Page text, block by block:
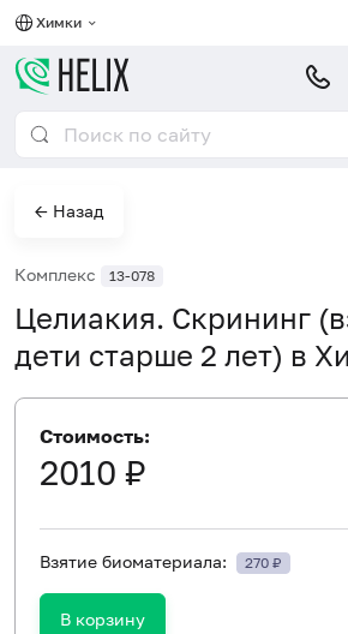
Химки
← Назад
Комплекс 13-078
Целиакия. Скрининг
дети старше 2 лет) в
Стоимость:
2010 ₽
Взятие биоматериала: 270 ₽
В корзину